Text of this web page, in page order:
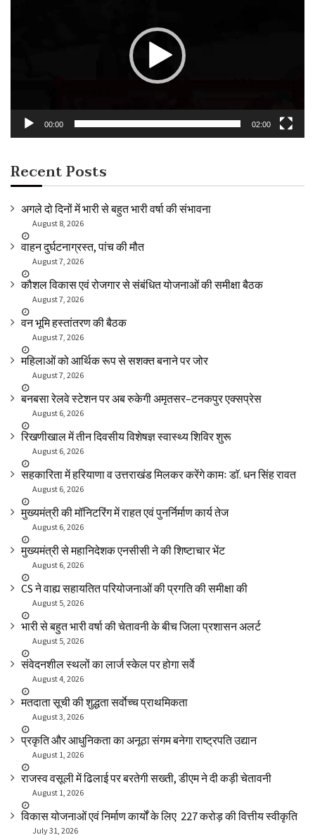
00:00 02:00
Recent Posts
अगले दो दिनों में भारी से बहुत भारी वर्षा की संभावना
August 8, 2026
वाहन दुर्घटनाग्रस्त, पांच की मौत
August 7, 2026
कौशल विकास एवं रोजगार से संबंधित योजनाओं की समीक्षा बैठक
August 7, 2026
वन भूमि हस्तांतरण की बैठक
August 7, 2026
महिलाओं को आर्थिक रूप से सशक्त बनाने पर जोर
August 7, 2026
बनबसा रेलवे स्टेशन पर अब रुकेगी अमृतसर–टनकपुर एक्सप्रेस
August 6, 2026
रिखणीखाल में तीन दिवसीय विशेषज्ञ स्वास्थ्य शिविर शुरू
August 6, 2026
सहकारिता में हरियाणा व उत्तराखंड मिलकर करेंगे कामः डाॅ. धन सिंह रावत
August 6, 2026
मुख्यमंत्री की मॉनिटरिंग में राहत एवं पुनर्निर्माण कार्य तेज
August 6, 2026
मुख्यमंत्री से महानिदेशक एनसीसी ने की शिष्टाचार भेंट
August 6, 2026
CS ने वाह्य सहायतित परियोजनाओं की प्रगति की समीक्षा की
August 5, 2026
भारी से बहुत भारी वर्षा की चेतावनी के बीच जिला प्रशासन अलर्ट
August 5, 2026
संवेदनशील स्थलों का लार्ज स्केल पर होगा सर्वे
August 4, 2026
मतदाता सूची की शुद्धता सर्वाेच्च प्राथमिकता
August 3, 2026
प्रकृति और आधुनिकता का अनूठा संगम बनेगा राष्ट्रपति उद्यान
August 1, 2026
राजस्व वसूली में ढिलाई पर बरतेगी सख्ती, डीएम ने दी कड़ी चेतावनी
August 1, 2026
विकास योजनाओं एवं निर्माण कार्यों के लिए ₹ 227 करोड़ की वित्तीय स्वीकृति
July 31, 2026